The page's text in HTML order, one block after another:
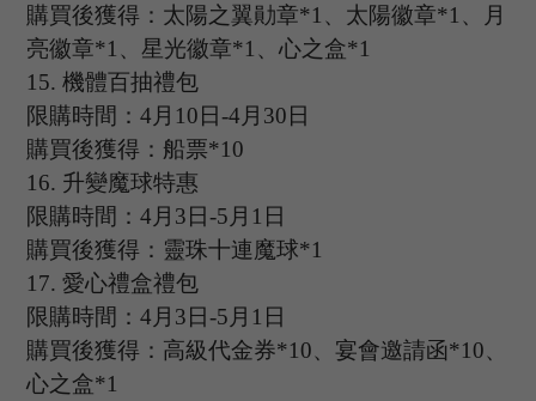
購買後獲得：太陽之翼勛章*1、太陽徽章*1、月
亮徽章*1、星光徽章*1、心之盒*1
15. 機體百抽禮包
限購時間：4 月 10日-4 月 30日
購買後獲得：船票*10
16. 升變魔球特惠
限購時間：4 月 3日-5 月 1 日
購買後獲得：靈珠十連魔球*1
17. 愛心禮盒禮包
限購時間：4 月 3日-5 月 1 日
購買後獲得：高級代金券*10、宴會邀請函*10、
心之盒*1